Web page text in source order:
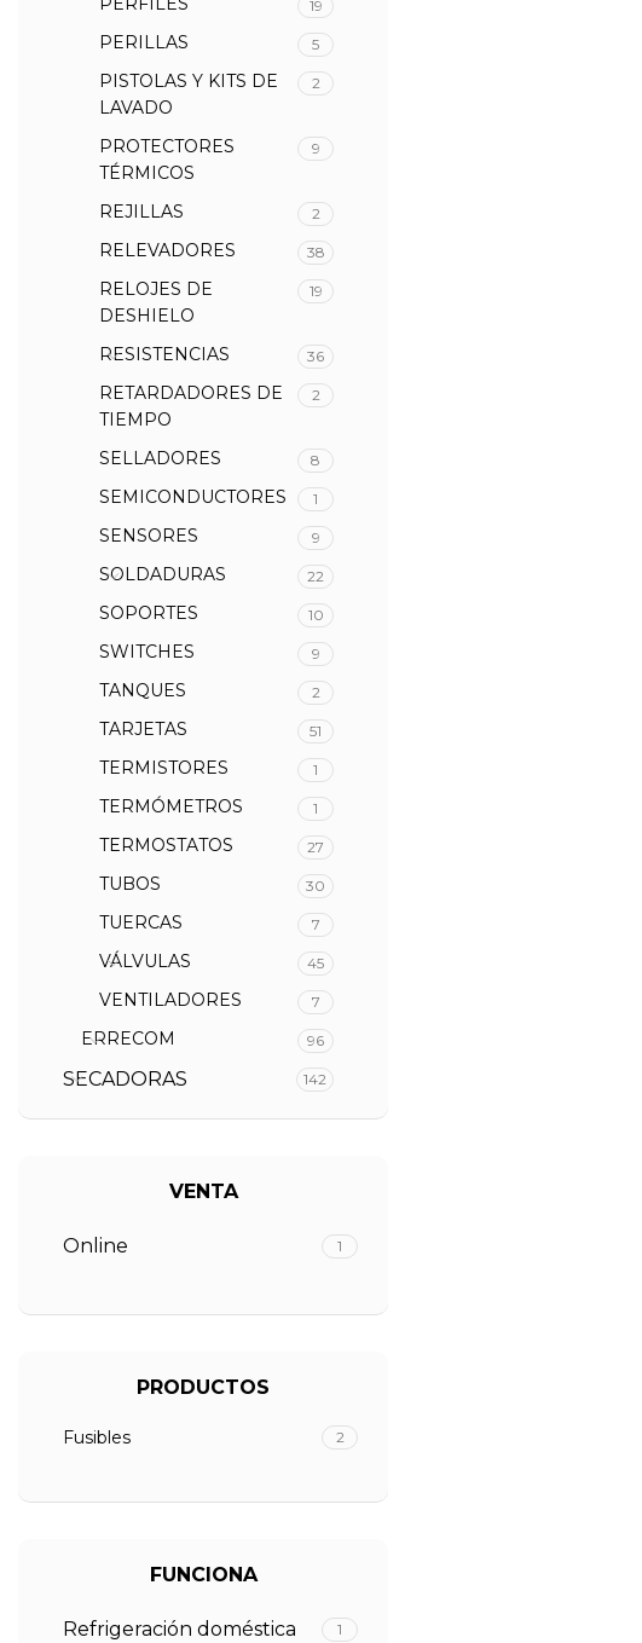
19
PERILLAS 5
PISTOLAS Y KITS DE
LAVADO
2
PROTECTORES
TÉRMICOS
9
REJILLAS 2
RELEVADORES 38
RELOJES DE
DESHIELO
19
RESISTENCIAS 36
RETARDADORES DE
TIEMPO
2
SELLADORES 8
SEMICONDUCTORES 1
SENSORES 9
SOLDADURAS 22
SOPORTES 10
SWITCHES 9
TANQUES 2
TARJETAS 51
TERMISTORES 1
TERMÓMETROS 1
TERMOSTATOS 27
TUBOS 30
TUERCAS 7
VÁLVULAS 45
VENTILADORES 7
ERRECOM 96
SECADORAS 142
VENTA
Online 1
PRODUCTOS
Fusibles 2
FUNCIONA
Refrigeración doméstica 1